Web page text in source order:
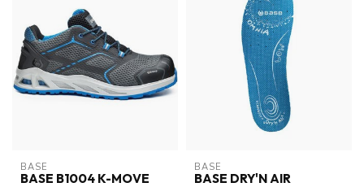
BASE
BASE B1004 K-MOVE
BASE
BASE DRY'N AIR